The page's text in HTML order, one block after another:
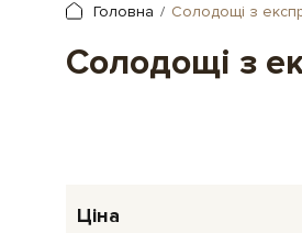
Головна Солодощі з
Солодощі з
Ціна